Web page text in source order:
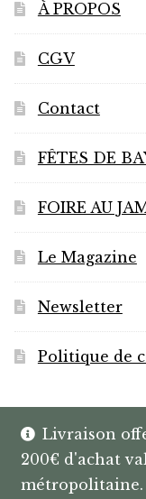
Livraison
200€ d'achat
métropolitaine.
À PROPOS
CGV
Contact
FÊTES DE
FOIRE AU
Le Magazine
Newsletter
Politique de
© HANNIBAL |
SPIRITUEUX &